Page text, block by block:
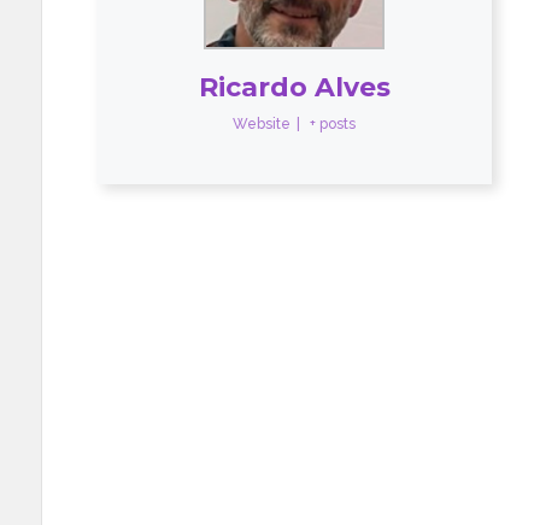
Ricardo Alves
Website + posts